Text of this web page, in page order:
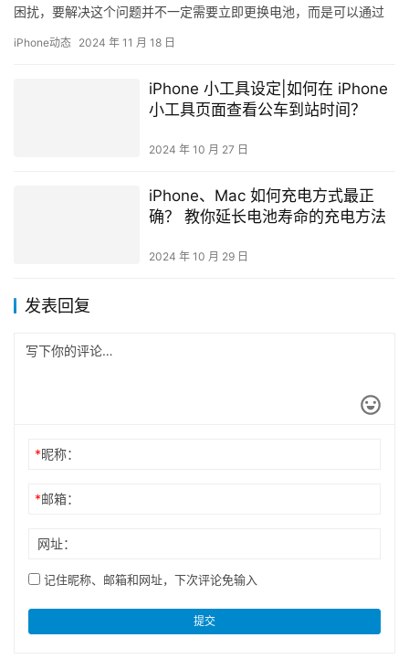
困扰，要解决这个问题并不一定需要立即更换电池，而是可以通过
iPhone动态 2024 年 11 月 18 日
iPhone 小工具设定|如何在 iPhone
小工具页面查看公车到站时间？
2024 年 10 月 27 日
iPhone、Mac 如何充电方式最正
确？ 教你延长电池寿命的充电方法
2024 年 10 月 29 日
发表回复
*昵称：
*邮箱：
网址：
记住昵称、邮箱和网址，下次评论免输入
提交